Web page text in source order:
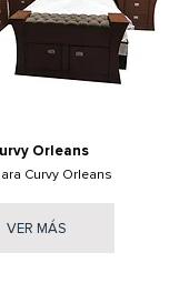
Orleans
Curvy Orleans
VER MÁS